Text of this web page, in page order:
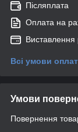
Післяплата
Оплата на
Виставлення
Всі умови
Умови
Повернення